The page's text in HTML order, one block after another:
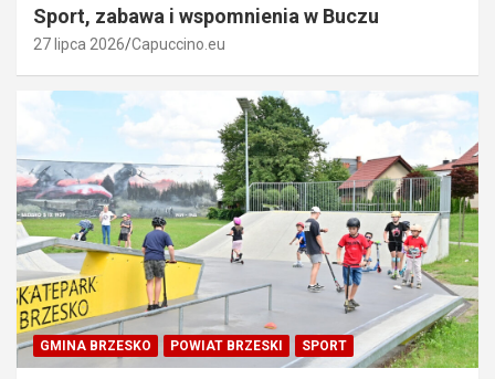
Sport, zabawa i wspomnienia w Buczu
27 lipca 2026 Capuccino.eu
GMINA BRZESKO POWIAT BRZESKI SPORT